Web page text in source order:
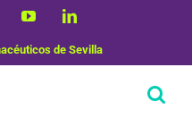
YouTubeLinkedIn
de Sevilla